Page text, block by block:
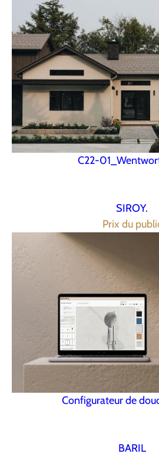
C22-
SIROY.
Prix du
Configurateur de
BARIL